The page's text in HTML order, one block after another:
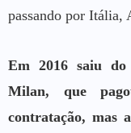
passando por Itália,
Em 2016 saiu
Milan, que
contratação, mas